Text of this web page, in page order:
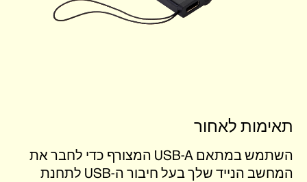
תאימות לאחור
השתמש במתאם USB-A המצורף כדי לחבר את
המחשב הנייד שלך בעל חיבור ה-USB לתחנת